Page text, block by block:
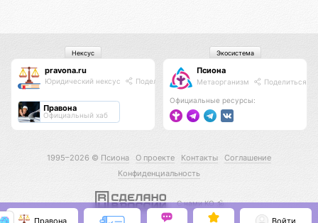
pravona.ru
Юридический нексус Поделиться
Правона
Официальный хаб
Нексус
Псиона
Метаорганизм Поделиться
Официальные ресурсы:
Экосистема
1995–2026 © Псиона О проекте Контакты
Соглашение
Конфиденциальность
С нами КО 🕉️
Правона Войти